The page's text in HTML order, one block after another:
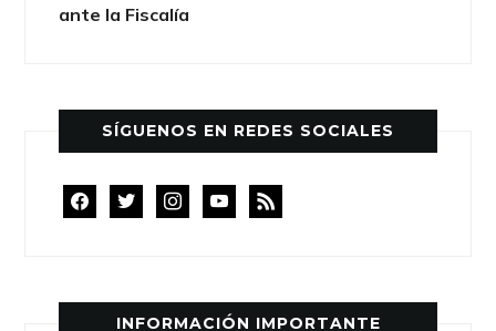
SÍGUENOS EN REDES SOCIALES
facebooktwitterinstagramyoutube
rss
INFORMACIÓN IMPORTANTE